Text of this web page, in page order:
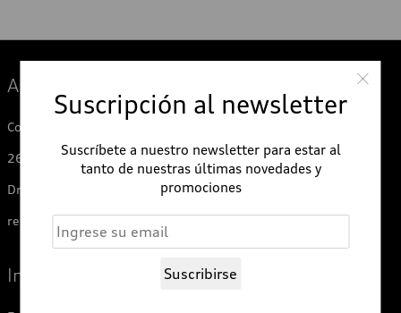
Audi Zentrum Montevideo
Contáctenos
2600 4006
Dra. M. L. Saldún de Rodríguez 2175
repuestosaudi@audi.com.uy
Información
Suscripción al newsletter
Suscríbete a nuestro newsletter para estar al
tanto de nuestras últimas novedades y
promociones
Suscribirse